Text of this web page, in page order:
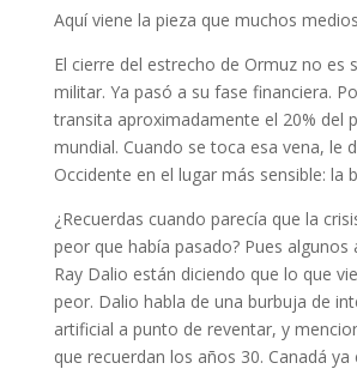
Aquí viene la pieza que muchos
El cierre del estrecho de Ormuz no es
militar. Ya pasó a su fase financiera.
transita aproximadamente el 20% del
mundial. Cuando se toca esa vena, le
Occidente en el lugar más sensible: la
¿Recuerdas cuando parecía que la
peor que había pasado? Pues algunos
Ray Dalio están diciendo que lo que
peor. Dalio habla de una burbuja de
artificial a punto de reventar, y
que recuerdan los años 30. Canadá ya